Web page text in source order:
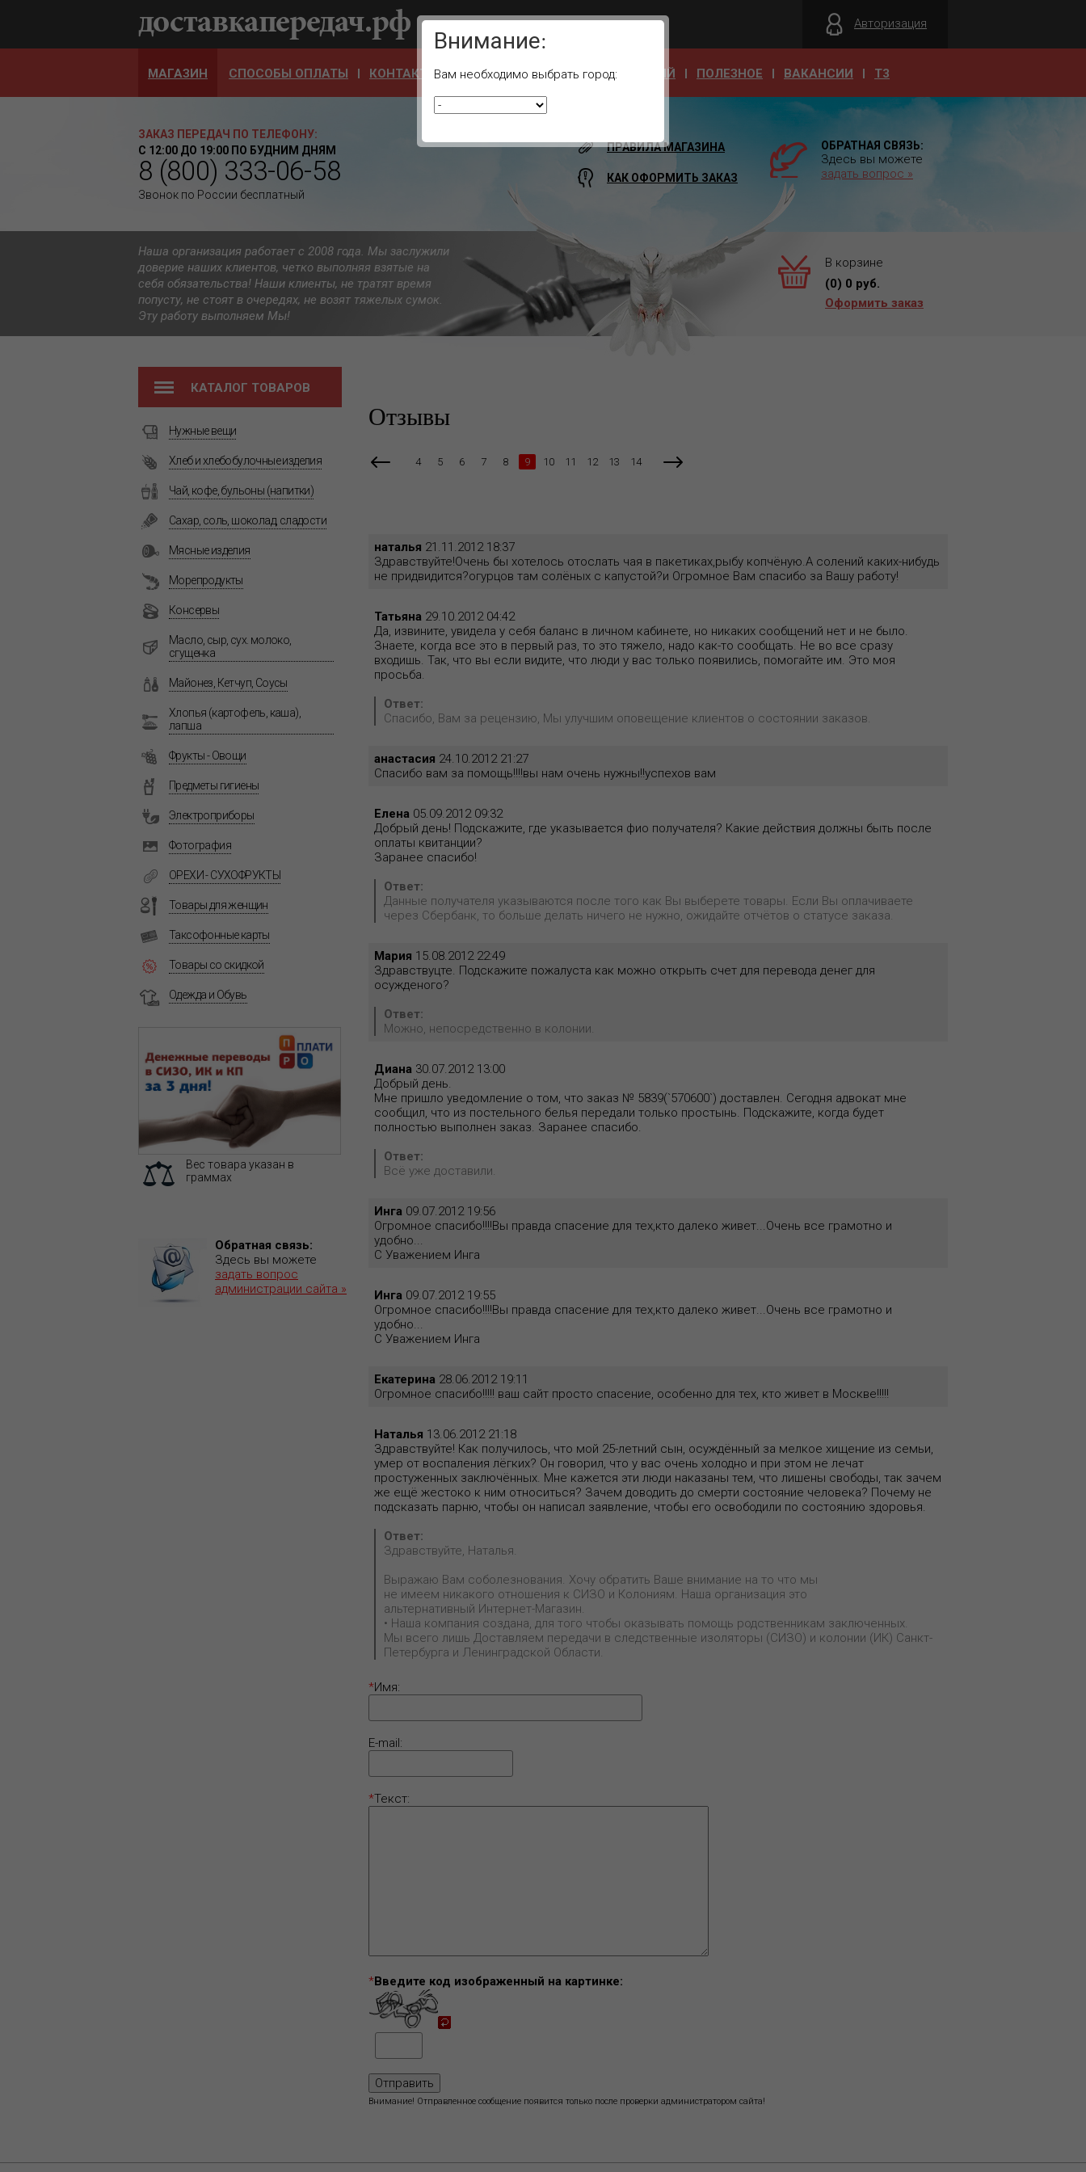
Ваш город: Авторизация
МАГАЗИН СПОСОБЫ ОПЛАТЫ КОНТАКТЫ ОТЗЫВЫ АДРЕСА УЧРЕЖДЕНИЙ ПОЛЕЗНОЕ ВАКАНСИИ T3
ЗАКАЗ ПЕРЕДАЧ ПО ТЕЛЕФОНУ:
С 12:00 ДО 19:00 ПО БУДНИМ ДНЯМ
8 (800) 333-06-58
Звонок по России бесплатный
ОБРАТНАЯ СВЯЗЬ:
Здесь вы можете
задать вопрос »
ПРАВИЛА МАГАЗИНА
КАК ОФОРМИТЬ ЗАКАЗ
Наша организация работает с 2008 года. Мы заслужили
доверие наших клиентов, четко выполняя взятые на
себя обязательства! Наши клиенты, не тратят время
попусту, не стоят в очередях, не возят тяжелых сумок.
Эту работу выполняем Мы!
В корзине
(0) 0 руб.
Оформить заказ
КАТАЛОГ ТОВАРОВ
Нужные вещи
Хлеб и хлебобулочные изделия
Чай, кофе, бульоны (напитки)
Сахар, соль, шоколад, сладости
Мясные изделия
Морепродукты
Консервы
Масло, сыр, сух. молоко,
сгущенка
Майонез, Кетчуп, Соусы
Хлопья (картофель, каша),
лапша
Фрукты - Овощи
Предметы гигиены
Электроприборы
Фотография
ОРЕХИ - СУХОФРУКТЫ
Товары для женщин
Таксофонные карты
Товары со скидкой
Одежда и Обувь
Вес товара указан в
граммах
Обратная связь:
Здесь вы можете
задать вопрос
администрации сайта »
Отзывы
4 5 6 7 8 9 10 11 12 13 14
наталья 21.11.2012 18:37
Здравствуйте!Очень бы хотелось отослать чая в пакетиках,рыбу копчёную.А солений каких-нибудь
не придвидится?огурцов там солёных с капустой?и Огромное Вам спасибо за Вашу работу!
Татьяна 29.10.2012 04:42
Да, извините, увидела у себя баланс в личном кабинете, но никаких сообщений нет и не было.
Знаете, когда все это в первый раз, то это тяжело, надо как-то сообщать. Не во все сразу
входишь. Так, что вы если видите, что люди у вас только появились, помогайте им. Это моя
просьба.
Ответ:
Спасибо, Вам за рецензию, Мы улучшим оповещение клиентов о состоянии заказов.
анастасия 24.10.2012 21:27
Спасибо вам за помощь!!!!вы нам очень нужны!!успехов вам
Елена 05.09.2012 09:32
Добрый день! Подскажите, где указывается фио получателя? Какие действия должны быть после
оплаты квитанции?
Заранее спасибо!
Ответ:
Данные получателя указываются после того как Вы выберете товары. Если Вы оплачиваете
через Сбербанк, то больше делать ничего не нужно, ожидайте отчётов о статусе заказа.
Мария 15.08.2012 22:49
Здравствуцте. Подскажите пожалуста как можно открыть счет для перевода денег для
осужденого?
Ответ:
Можно, непосредственно в колонии.
Диана 30.07.2012 13:00
Добрый день.
Мне пришло уведомление о том, что заказ № 5839(`570600`) доставлен. Сегодня адвокат мне
сообщил, что из постельного белья передали только простынь. Подскажите, когда будет
полностью выполнен заказ. Заранее спасибо.
Ответ:
Всё уже доставили.
Инга 09.07.2012 19:56
Огромное спасибо!!!!Вы правда спасение для тех,кто далеко живет...Очень все грамотно и
удобно...
С Уважением Инга
Инга 09.07.2012 19:55
Огромное спасибо!!!!Вы правда спасение для тех,кто далеко живет...Очень все грамотно и
удобно...
С Уважением Инга
Екатерина 28.06.2012 19:11
Огромное спасибо!!!!! ваш сайт просто спасение, особенно для тех, кто живет в Москве!!!!!
Наталья 13.06.2012 21:18
Здравствуйте! Как получилось, что мой 25-летний сын, осуждённый за мелкое хищение из семьи,
умер от воспаления лёгких? Он говорил, что у вас очень холодно и при этом не лечат
простуженных заключённых. Мне кажется эти люди наказаны тем, что лишены свободы, так зачем
же ещё жестоко к ним относиться? Зачем доводить до смерти состояние человека? Почему не
подсказать парню, чтобы он написал заявление, чтобы его освободили по состоянию здоровья.
Ответ:
Здравствуйте, Наталья.
Выражаю Вам соболезнования. Хочу обратить Ваше внимание на то что мы
не имеем никакого отношения к СИЗО и Колониям. Наша организация это
альтернативный Интернет-Магазин.
• Наша компания создана, для того чтобы оказывать помощь родственникам заключенных.
Мы всего лишь Доставляем передачи в следственные изоляторы (СИЗО) и колонии (ИК) Санкт-
Петербурга и Ленинградской Области.
*Имя:
E-mail:
*Текст:
*Введите код изображенный на картинке:
Внимание! Отправленное сообщение появится только после проверки администратором сайта!
Внимание:
Вам необходимо выбрать город: